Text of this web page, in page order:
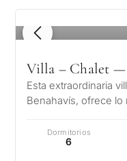
1 / 8
Villa – Chalet —
Esta extraordinaria
Benahavís, ofrece lo
Dormitorios
6